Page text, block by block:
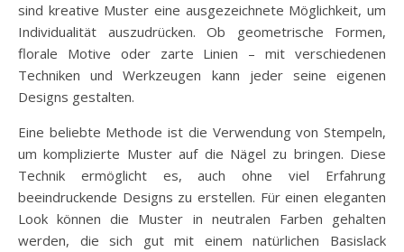
sind kreative Muster eine ausgezeichnete Möglichkeit, um
Individualität auszudrücken. Ob geometrische Formen,
florale Motive oder zarte Linien – mit verschiedenen
Techniken und Werkzeugen kann jeder seine eigenen
Designs gestalten.
Eine beliebte Methode ist die Verwendung von Stempeln,
um komplizierte Muster auf die Nägel zu bringen. Diese
Technik ermöglicht es, auch ohne viel Erfahrung
beeindruckende Designs zu erstellen. Für einen eleganten
Look können die Muster in neutralen Farben gehalten
werden, die sich gut mit einem natürlichen Basislack